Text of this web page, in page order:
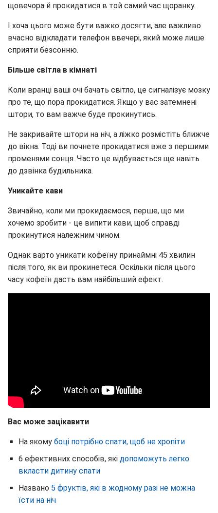
щовечора й прокидатися в той самий час щоранку.
І хоча цього може бути важко досягти, але важливо
вчасно відкладати телефон ввечері, який може лише
сприяти безсонню.
Більше світла в кімнаті
Коли вранці ваші очі бачать світло, це сигналізує мозку
про те, що пора прокидатися. Якщо у вас затемнені
штори, то вам важче буде прокинутись.
Не закривайте штори на ніч, а ліжко розмістіть ближче
до вікна. Тоді ви почнете прокидатися вже з першими
променями сонця. Часто це відбувається ще навіть
до дзвінка будильника.
Уникайте кави
Звичайно, коли ми прокидаємося, перше, що ми
хочемо зробити - це випити кави, щоб справді
прокинутися належним чином.
Однак варто уникати кофеїну принаймні 45 хвилин
після того, як ви прокинетеся. Оскільки після цього
часу кофеїн дасть вам найбільший ефект.
Вас може зацікавити
На якому боці потрібно спати, щоб не хропіти
6 ефективних способів, які допоможуть легко
вкласти дитину спати
Названо 5 фруктів, які в жодному разі не можна
їсти на ніч